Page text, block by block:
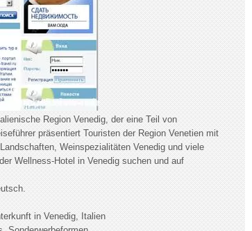
Region Venedig, der eine Teil von
präsentiert Touristen der Region Venetien mit
Weinspezialitäten Venedig und viele
Wellness-Hotel in Venedig suchen und auf
in Venedig, Italien